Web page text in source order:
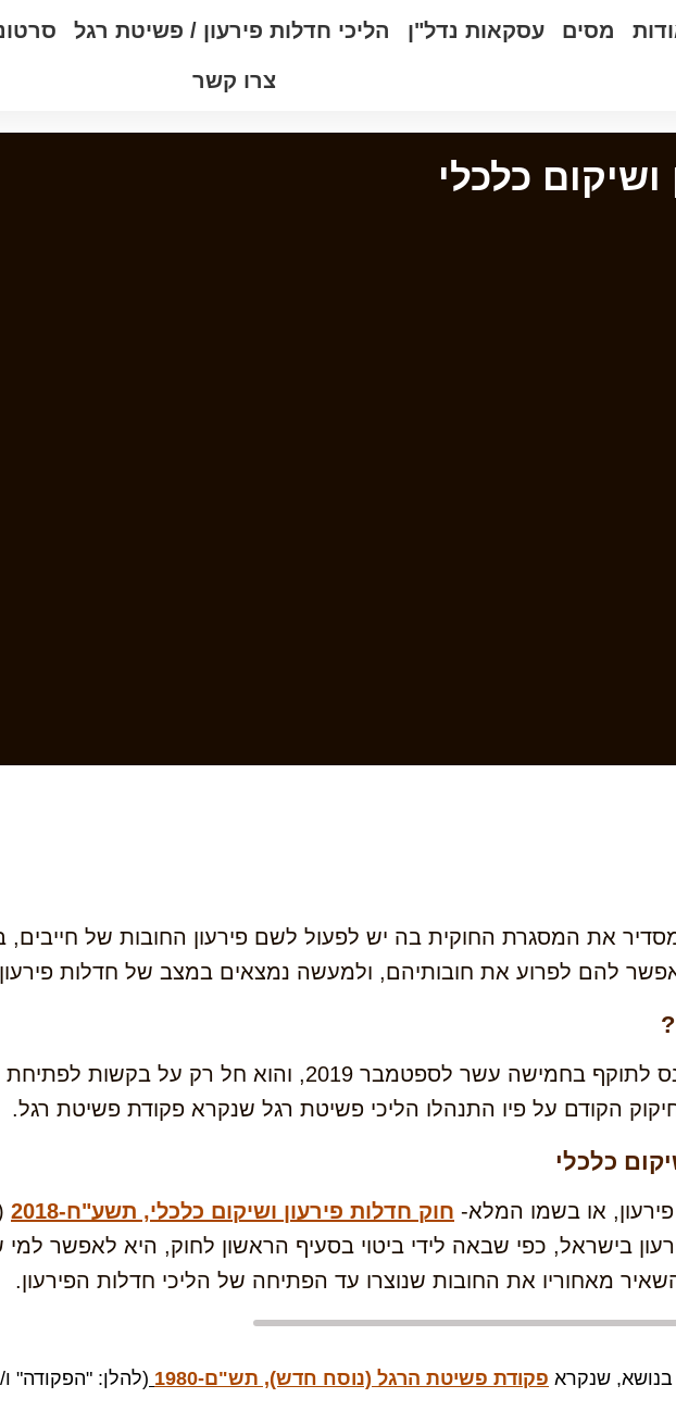
מסים עסקאות נדל"ן הליכי חדלות פירעון / פשיטת רגל
צרו קשר
כלכלי
מסדיר את המסגרת החוקית בה יש לפעול לשם פירעון החובות של חייבים,
להם לפרוע את חובותיהם, ולמעשה נמצאים במצב של חדלות
החוק חוקק בשנת 2018 אולם נכנס לתוקף בחמישה עשר
הקודם על פיו התנהלו הליכי פשיטת רגל שנקרא פקודת פשיטת רגל.
כלכלי
או בשמו המלא- חוק חדלות פירעון ושיקום כלכלי, תשע"ח-2018
בישראל, כפי שבאה לידי ביטוי בסעיף הראשון לחוק, היא לאפשר
מאחוריו את החובות שנוצרו עד הפתיחה של הליכי חדלות הפירעון.
שנקרא פקודת פשיטת הרגל (נוסח חדש), תש"ם-1980 (להלן: "הפקודה"